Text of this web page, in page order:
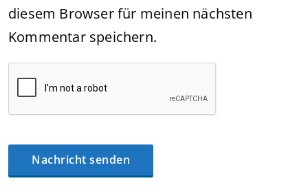
diesem Browser für meinen nächsten
Kommentar speichern.